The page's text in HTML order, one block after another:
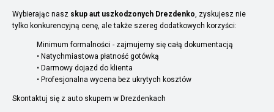
Wybierając nasz skup aut uszkodzonych Drezdenko, zyskujesz nie
tylko konkurencyjną cenę, ale także szereg dodatkowych korzyści:
Minimum formalności - zajmujemy się całą dokumentacją
• Natychmiastowa płatność gotówką
• Darmowy dojazd do klienta
• Profesjonalna wycena bez ukrytych kosztów
Skontaktuj się z auto skupem w Drezdenkach